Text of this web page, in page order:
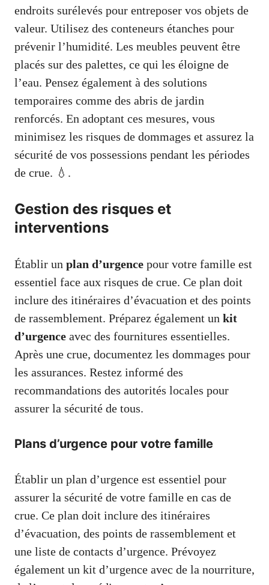
endroits surélevés pour entreposer vos objets de
valeur. Utilisez des conteneurs étanches pour
prévenir l’humidité. Les meubles peuvent être
placés sur des palettes, ce qui les éloigne de
l’eau. Pensez également à des solutions
temporaires comme des abris de jardin
renforcés. En adoptant ces mesures, vous
minimisez les risques de dommages et assurez la
sécurité de vos possessions pendant les périodes
de crue. 💧.
Gestion des risques et
interventions
Établir un plan d’urgence pour votre famille est
essentiel face aux risques de crue. Ce plan doit
inclure des itinéraires d’évacuation et des points
de rassemblement. Préparez également un kit
d’urgence avec des fournitures essentielles.
Après une crue, documentez les dommages pour
les assurances. Restez informé des
recommandations des autorités locales pour
assurer la sécurité de tous.
Plans d’urgence pour votre famille
Établir un plan d’urgence est essentiel pour
assurer la sécurité de votre famille en cas de
crue. Ce plan doit inclure des itinéraires
d’évacuation, des points de rassemblement et
une liste de contacts d’urgence. Prévoyez
également un kit d’urgence avec de la nourriture,